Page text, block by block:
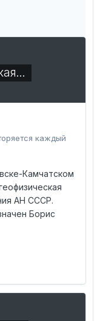
каждый
Камчатском
АН СССР.
Борис